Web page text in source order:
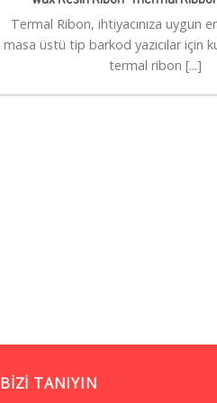
Termal Ribon, ihtiyacınıza uygun
masa üstü tip barkod yazıcılar için
termal ribon [...]
BIZI TANIYIN